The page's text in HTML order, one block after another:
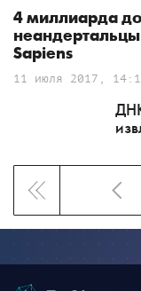
4 миллиарда
Sapiens
11 июля 2017,